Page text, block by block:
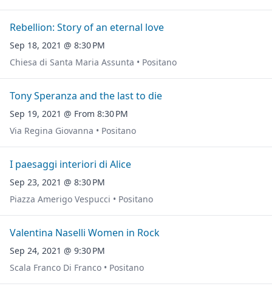
Rebellion: Story of an eternal love
Sep 18, 2021 @ 8:30 PM
Chiesa di Santa Maria Assunta • Positano
Tony Speranza and the last to die
Sep 19, 2021 @ From 8:30 PM
Via Regina Giovanna • Positano
I paesaggi interiori di Alice
Sep 23, 2021 @ 8:30 PM
Piazza Amerigo Vespucci • Positano
Valentina Naselli Women in Rock
Sep 24, 2021 @ 9:30 PM
Scala Franco Di Franco • Positano